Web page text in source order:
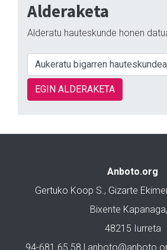
Alderaketa
Alderatu hauteskunde honen
EGIN ALDERAKETA
Anboto.org
Gertuko Koop S., Gizarte
Bixente
48215 Iurreta
94-681 65 58 |